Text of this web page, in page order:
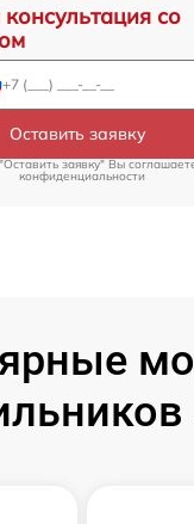
со
Оставить заявку
заявку" Вы
конфиденциальности